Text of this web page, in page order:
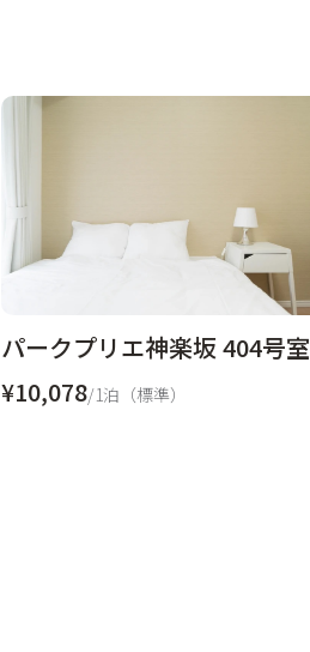
パークプリエ神楽坂 404号室
¥10,078/1泊（標準）